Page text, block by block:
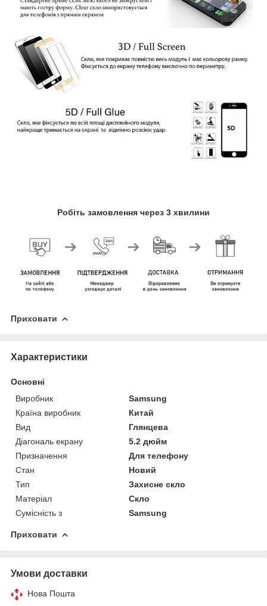
Робіть замовлення через 3 хвилини
Приховати
Характеристики
Основні
Виробник
Samsung
Країна виробник
Китай
Вид
Глянцева
Діагональ екрану
5.2 дюйм
Призначення
Для телефону
Стан
Новий
Тип
Захисне скло
Матеріал
Скло
Сумісність з
Samsung
Приховати
Умови доставки
Нова Пошта